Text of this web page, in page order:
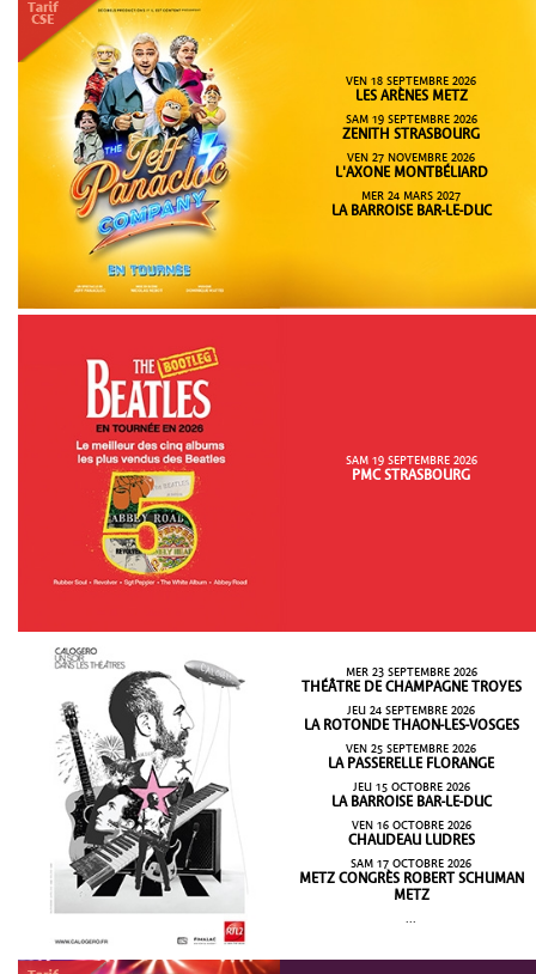
VEN 18 SEPTEMBRE 2026
LES ARÈNES METZ
SAM 19 SEPTEMBRE 2026
ZENITH STRASBOURG
VEN 27 NOVEMBRE 2026
L'AXONE MONTBÉLIARD
MER 24 MARS 2027
LA BARROISE BAR-LE-DUC
SAM 19 SEPTEMBRE 2026
PMC STRASBOURG
MER 23 SEPTEMBRE 2026
THÉÂTRE DE CHAMPAGNE TROYES
JEU 24 SEPTEMBRE 2026
LA ROTONDE THAON-LES-VOSGES
VEN 25 SEPTEMBRE 2026
LA PASSERELLE FLORANGE
JEU 15 OCTOBRE 2026
LA BARROISE BAR-LE-DUC
VEN 16 OCTOBRE 2026
CHAUDEAU LUDRES
SAM 17 OCTOBRE 2026
METZ CONGRÈS ROBERT SCHUMAN
METZ